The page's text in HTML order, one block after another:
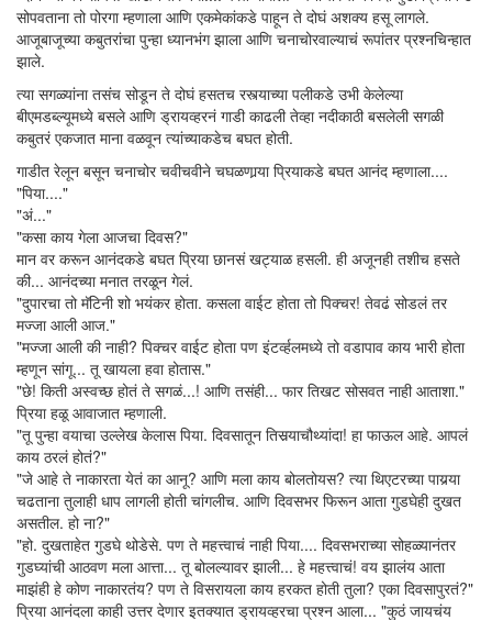
सोपवताना तो पोरगा म्हणाला आणि एकमेकांकडे पाहून ते दोघं अशक्य हसू लागले.
आजूबाजूच्या कबुतरांचा पुन्हा ध्यानभंग झाला आणि चनाचोरवाल्याचं रूपांतर प्रश्नचिन्हात
झाले.
त्या सगळ्यांना तसंच सोडून ते दोघं हसतच रस्त्याच्या पलीकडे उभी केलेल्या
बीएमडब्ल्यूमध्ये बसले आणि ड्रायव्हरनं गाडी काढली तेव्हा नदीकाठी बसलेली सगळी
कबुतरं एकजात माना वळवून त्यांच्याकडेच बघत होती.
गाडीत रेलून बसून चनाचोर चवीचवीने चघळणार्‍या प्रियाकडे बघत आनंद म्हणाला....
"पिया...."
"अं..."
"कसा काय गेला आजचा दिवस?"
मान वर करून आनंदकडे बघत प्रिया छानसं खट्याळ हसली. ही अजूनही तशीच हसते
की... आनंदच्या मनात तरळून गेलं.
"दुपारचा तो मॅटिनी शो भयंकर होता. कसला वाईट होता तो पिक्चर! तेवढं सोडलं तर
मज्जा आली आज."
"मज्जा आली की नाही? पिक्चर वाईट होता पण इंटर्व्हलमध्ये तो वडापाव काय भारी होता
म्हणून सांगू... तू खायला हवा होतास."
"छे! किती अस्वच्छ होतं ते सगळं...! आणि तसंही... फार तिखट सोसवत नाही आताशा."
प्रिया हळू आवाजात म्हणाली.
"तू पुन्हा वयाचा उल्लेख केलास पिया. दिवसातून तिसर्‍याचौथ्यांदा! हा फाऊल आहे. आपलं
काय ठरलं होतं?"
"जे आहे ते नाकारता येतं का आनू? आणि मला काय बोलतोयस? त्या थिएटरच्या पायर्‍या
चढताना तुलाही धाप लागली होती चांगलीच. आणि दिवसभर फिरून आता गुडघेही दुखत
असतील. हो ना?"
"हो. दुखताहेत गुडघे थोडेसे. पण ते महत्त्वाचं नाही पिया.... दिवसभराच्या सोहळ्यानंतर
गुडघ्यांची आठवण मला आत्ता... तू बोलल्यावर झाली... हे महत्त्वाचं! वय झालंय आता
माझंही हे कोण नाकारतंय? पण ते विसरायला काय हरकत होती तुला? एका दिवसापुरतं?"
प्रिया आनंदला काही उत्तर देणार इतक्यात ड्रायव्हरचा प्रश्न आला... "कुठं जायचंय